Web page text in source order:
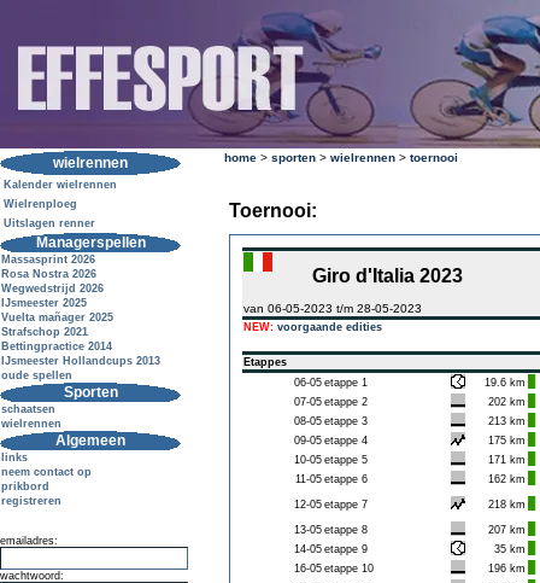
wielrennen
Kalender wielrennen
Wielrenploeg
Uitslagen renner
Managerspellen
Massasprint 2026
Rosa Nostra 2026
Wegwedstrijd 2026
IJsmeester 2025
Vuelta mañager 2025
Strafschop 2021
Bettingpractice 2014
IJsmeester Hollandcups 2013
oude spellen
Sporten
schaatsen
wielrennen
Algemeen
links
neem contact op
prikbord
registreren
emailadres:
wachtwoord:
home > sporten > wielrennen > toernooi
Toernooi:
Giro d'Italia 2023
van 06-05-2023 t/m 28-05-2023
NEW: voorgaande edities
Etappes
06-05 etappe 1
19.6 km
07-05 etappe 2
202 km
08-05 etappe 3
213 km
09-05 etappe 4
175 km
10-05 etappe 5
171 km
11-05 etappe 6 162 km
12-05 etappe 7 218 km
13-05 etappe 8
207 km
14-05 etappe 9
35 km
16-05 etappe 10
196 km